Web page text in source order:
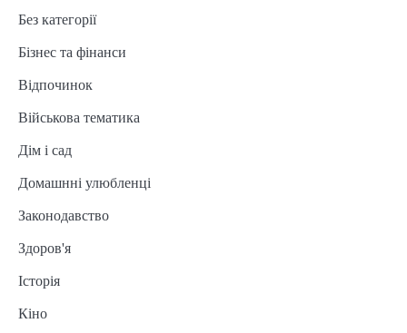
Без категорії
Бізнес та фінанси
Відпочинок
Військова тематика
Дім і сад
Домашнні улюбленці
Законодавство
Здоров'я
Історія
Кіно